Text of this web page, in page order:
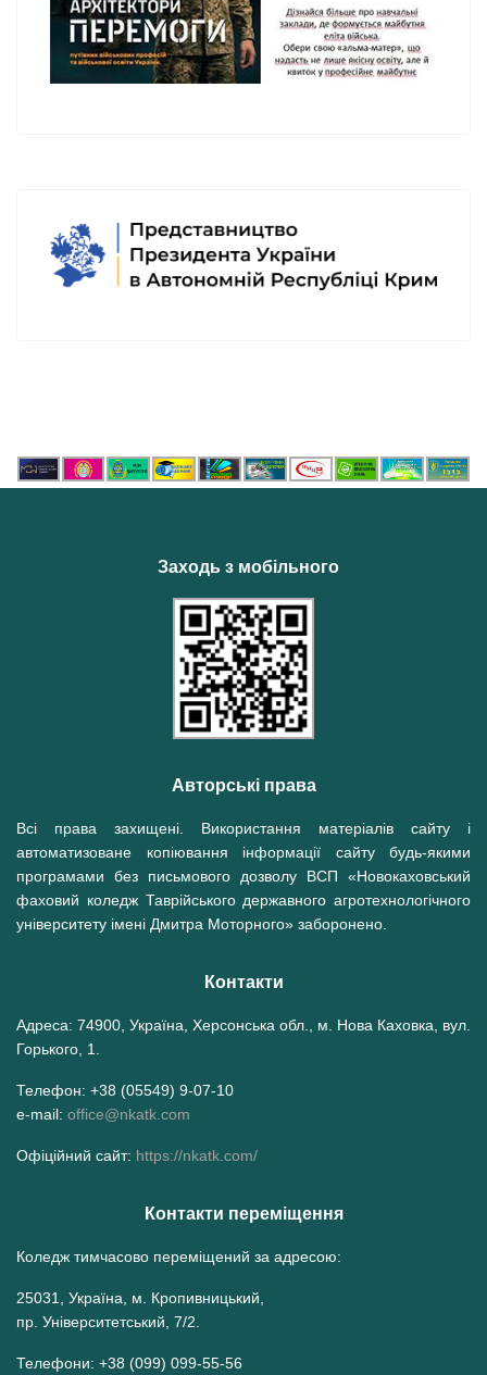
Заходь з мобільного
Авторські права
Всі права захищені. Використання матеріалів сайту і
автоматизоване копіювання інформації сайту будь-якими
програмами без письмового дозволу ВСП «Новокаховський
фаховий коледж Таврійського державного агротехнологічного
університету імені Дмитра Моторного» заборонено.
Контакти
Адреса: 74900, Україна, Херсонська обл., м. Нова Каховка, вул.
Горького, 1.
Телефон: +38 (05549) 9-07-10
e-mail: office@nkatk.com
Офіційний сайт: https://nkatk.com/
Контакти переміщення
Коледж тимчасово переміщений за адресою:
25031, Україна, м. Кропивницький,
пр. Університетський, 7/2.
Телефони: +38 (099) 099-55-56